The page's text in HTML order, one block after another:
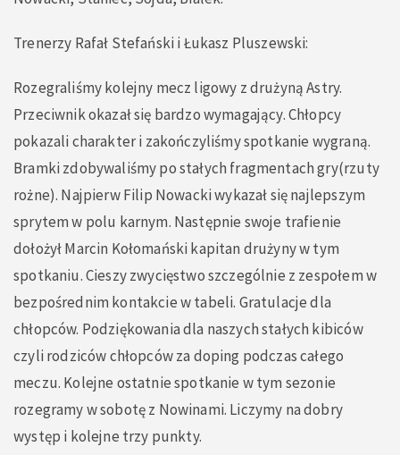
Trenerzy Rafał Stefański i Łukasz Pluszewski:
Rozegraliśmy kolejny mecz ligowy z drużyną Astry.
Przeciwnik okazał się bardzo wymagający. Chłopcy
pokazali charakter i zakończyliśmy spotkanie wygraną.
Bramki zdobywaliśmy po stałych fragmentach gry(rzuty
rożne). Najpierw Filip Nowacki wykazał się najlepszym
sprytem w polu karnym. Następnie swoje trafienie
dołożył Marcin Kołomański kapitan drużyny w tym
spotkaniu. Cieszy zwycięstwo szczególnie z zespołem w
bezpośrednim kontakcie w tabeli. Gratulacje dla
chłopców. Podziękowania dla naszych stałych kibiców
czyli rodziców chłopców za doping podczas całego
meczu. Kolejne ostatnie spotkanie w tym sezonie
rozegramy w sobotę z Nowinami. Liczymy na dobry
występ i kolejne trzy punkty.